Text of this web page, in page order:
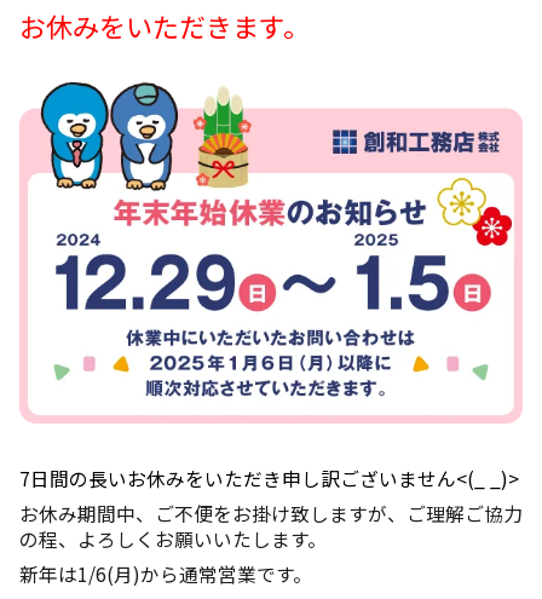
お休みをいただきます。
7日間の長いお休みをいただき申し訳ございません<(_ _)>
お休み期間中、ご不便をお掛け致しますが、ご理解ご協力
の程、よろしくお願いいたします。
新年は1/6(月)から通常営業です。